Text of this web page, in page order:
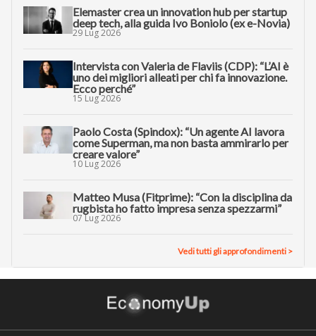
Elemaster crea un innovation hub per startup
deep tech, alla guida Ivo Boniolo (ex e-Novia)
29 Lug 2026
Intervista con Valeria de Flaviis (CDP): “L’AI è
uno dei migliori alleati per chi fa innovazione.
Ecco perché”
15 Lug 2026
Paolo Costa (Spindox): “Un agente AI lavora
come Superman, ma non basta ammirarlo per
creare valore”
10 Lug 2026
Matteo Musa (Fitprime): “Con la disciplina da
rugbista ho fatto impresa senza spezzarmi”
07 Lug 2026
Vedi tutti gli approfondimenti >